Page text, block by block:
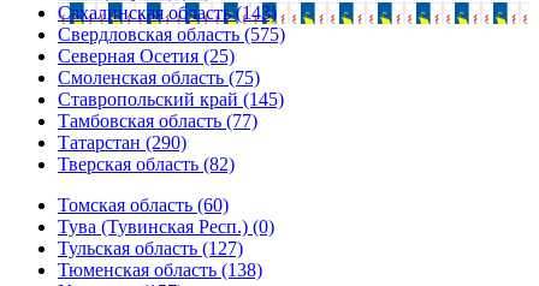
Сахалинская область (143)
Свердловская область (575)
Северная Осетия (25)
Смоленская область (75)
Ставропольский край (145)
Тамбовская область (77)
Татарстан (290)
Тверская область (82)
Томская область (60)
Тува (Тувинская Респ.) (0)
Тульская область (127)
Тюменская область (138)